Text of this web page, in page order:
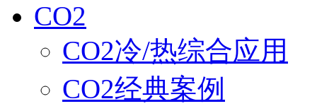
CO2
CO2冷/热综合应用
CO2经典案例